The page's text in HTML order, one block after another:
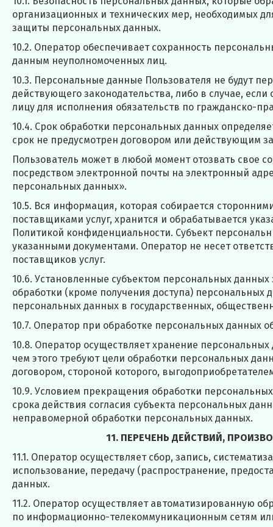
организационных и технических мер, необходимых
защиты персональных данных.
10.2. Оператор обеспечивает сохранность
данным неуполномоченных лиц.
10.3. Персональные данные Пользователя не будут
действующего законодательства, либо в случае,
лицу для исполнения обязательств по гражданско-
10.4. Срок обработки персональных данных
срок не предусмотрен договором или действующим
Пользователь может в любой момент отозвать свое
посредством электронной почты на электронный
персональных данных».
10.5. Вся информация, которая собирается
поставщиками услуг, хранится и обрабатывается
Политикой конфиденциальности. Субъект
указанными документами. Оператор не несет
поставщиков услуг.
10.6. Установленные субъектом персональных
обработки (кроме получения доступа)
персональных данных в государственных,
10.7. Оператор при обработке персональных данных
10.8. Оператор осуществляет хранение
чем этого требуют цели обработки персональных
договором, стороной которого,
10.9. Условием прекращения обработки
срока действия согласия субъекта персональных
неправомерной обработки персональных данных.
11. ПЕРЕЧЕНЬ ДЕЙСТВИЙ,
11.1. Оператор осуществляет сбор, запись,
использование, передачу (распространение,
данных.
11.2. Оператор осуществляет автоматизированную
по информационно-телекоммуникационным сетям